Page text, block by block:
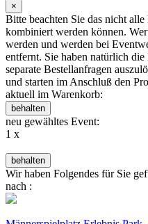
×
Bitte beachten Sie das nicht
kombiniert werden können.
werden und werden bei
entfernt. Sie haben natürlich
separate Bestellanfragen
und starten im Anschluß den
aktuell im Warenkorb:
behalten
neu gewähltes Event:
1 x
behalten
Wir haben Folgendes für Sie
nach :